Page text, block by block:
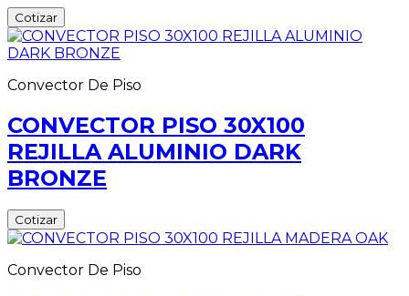
Cotizar
Convector De Piso
CONVECTOR PISO 30X100
REJILLA ALUMINIO DARK
BRONZE
Cotizar
Convector De Piso